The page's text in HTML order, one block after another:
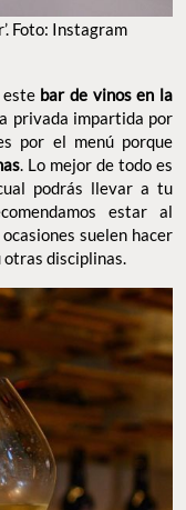
Foto: Instagram
estebar de vinos en la
privada impartida por
por el menú porque
. Lo mejor de todo es
podrás llevar a tu
estar al
suelen hacer
disciplinas.